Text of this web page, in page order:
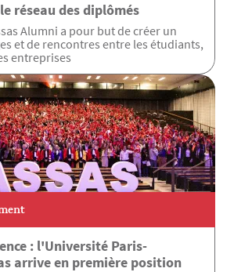
réseau des diplômés
Alumni a pour but de créer un
et de rencontres entre les étudiants,
entreprises
: l'Université Paris-
arrive en première position